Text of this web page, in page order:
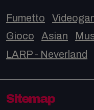
Fumetto
Gioco
Asian
LARP - Neverland
Sitemap